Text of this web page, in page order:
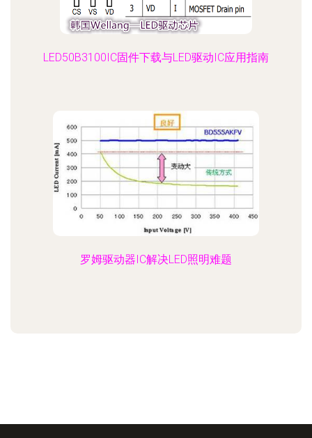
LED50B3100IC固件下载与LED驱动IC应用指南
罗姆驱动器IC解决LED照明难题